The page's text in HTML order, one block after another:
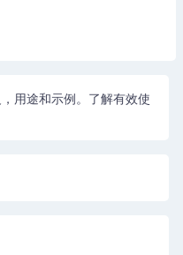
用途和示例。了解有效使